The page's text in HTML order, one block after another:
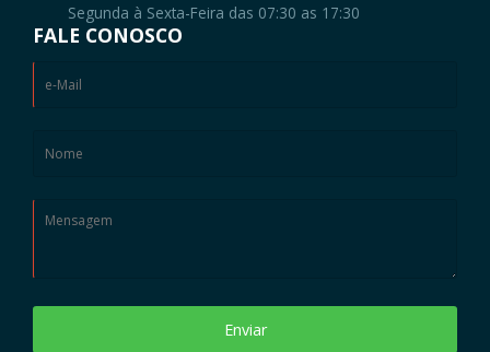
Segunda à Sexta-Feira das 07:30 as 17:30
FALE CONOSCO
Enviar